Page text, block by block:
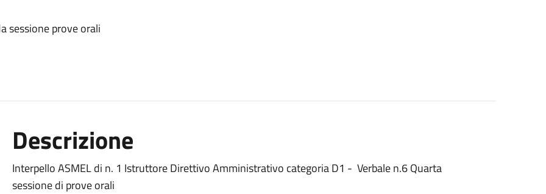
sessione prove orali
Descrizione
Interpello ASMEL di n. 1 Istruttore Direttivo Amministrativo categoria D1 - Verbale n.6 Quarta
sessione di prove orali